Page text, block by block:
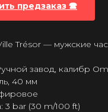
предзаказ 🕿
Trésor — мужские
завод, калибр
40 мм
3 bar (30 m/100 ft)